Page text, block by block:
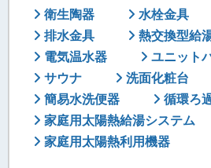
衛生陶器 水栓金具
排水金具
熱交換型給
電気温水器
ユニット
サウナ
洗面化粧台
簡易水洗便器
循環ろ
家庭用太陽熱給湯システム
家庭用太陽熱利用機器